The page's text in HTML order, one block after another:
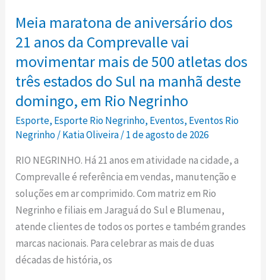
atleta
são-
bentense
Meia maratona de aniversário dos
21 anos da Comprevalle vai
movimentar mais de 500 atletas dos
três estados do Sul na manhã deste
domingo, em Rio Negrinho
Esporte, Esporte Rio Negrinho, Eventos, Eventos Rio
Negrinho/Katia Oliveira/1 de agosto de 2026
RIO NEGRINHO. Há 21 anos em atividade na cidade, a
Comprevalle é referência em vendas, manutenção e
soluções em ar comprimido. Com matriz em Rio
Negrinho e filiais em Jaraguá do Sul e Blumenau,
atende clientes de todos os portes e também grandes
marcas nacionais. Para celebrar as mais de duas
décadas de história, os
de
aniversário
21
anos
da
Comprevalle
vai
movimentar
mais
de
500
atletas
três